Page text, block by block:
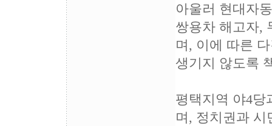
아울러 현대자
쌍용차 해고자,
며, 이에 따른
생기지 않도록
평택지역 야4당
며, 정치권과